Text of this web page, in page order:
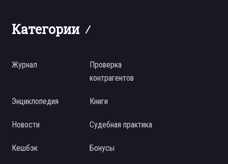
Категории
Журнал
Проверка
контрагентов
Энциклопедия Книги
Новости Судебная практика
Кешбэк Бонусы